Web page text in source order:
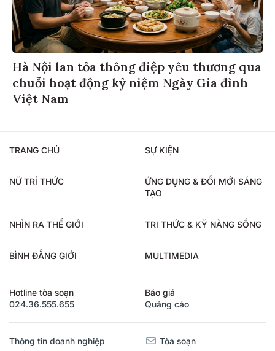
Hà Nội lan tỏa thông điệp yêu thương qua
chuỗi hoạt động kỷ niệm Ngày Gia đình
Việt Nam
TRANG CHỦ SỰ KIỆN
NỮ TRÍ THỨC
ỨNG DỤNG & ĐỔI MỚI SÁNG
TẠO
NHÌN RA THẾ GIỚI TRI THỨC & KỸ NĂNG SỐNG
BÌNH ĐẲNG GIỚI MULTIMEDIA
Hotline tòa soạn
024.36.555.655
Báo giá
Quảng cáo
Thông tin doanh nghiệp Tòa soạn